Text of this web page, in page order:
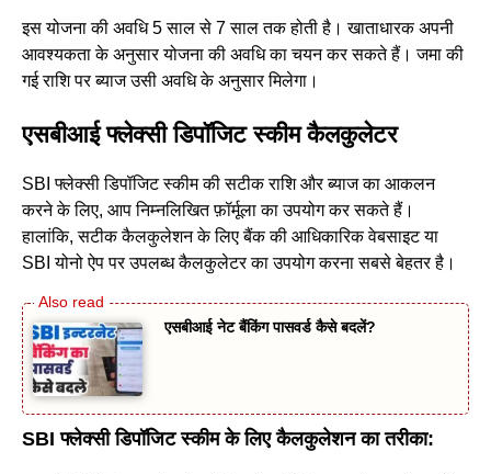
इस योजना की अवधि 5 साल से 7 साल तक होती है। खाताधारक अपनी
आवश्यकता के अनुसार योजना की अवधि का चयन कर सकते हैं। जमा की
गई राशि पर ब्याज उसी अवधि के अनुसार मिलेगा।
एसबीआई फ्लेक्सी डिपॉजिट स्कीम कैलकुलेटर
SBI फ्लेक्सी डिपॉजिट स्कीम की सटीक राशि और ब्याज का आकलन
करने के लिए, आप निम्नलिखित फ़ॉर्मूला का उपयोग कर सकते हैं।
हालांकि, सटीक कैलकुलेशन के लिए बैंक की आधिकारिक वेबसाइट या
SBI योनो ऐप पर उपलब्ध कैलकुलेटर का उपयोग करना सबसे बेहतर है।
एसबीआई नेट बैंकिंग पासवर्ड कैसे बदलें?
SBI फ्लेक्सी डिपॉजिट स्कीम के लिए कैलकुलेशन का तरीका: